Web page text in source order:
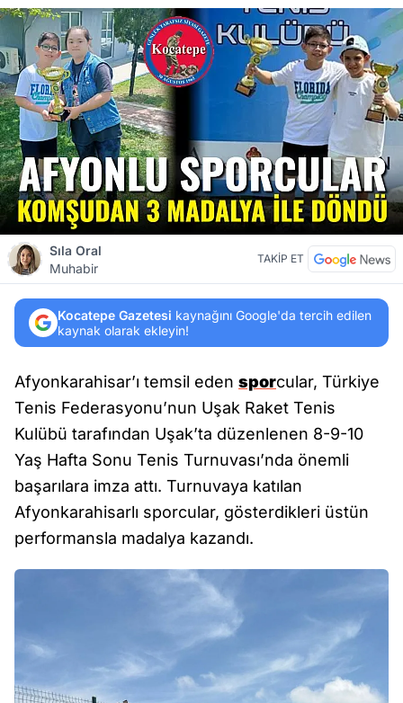
Sıla Oral
Muhabir
TAKİP ET
Kocatepe Gazetesi kaynağını Google'da tercih edilen
kaynak olarak ekleyin!
Afyonkarahisar’ı temsil eden sporcular, Türkiye
Tenis Federasyonu’nun Uşak Raket Tenis
Kulübü tarafından Uşak’ta düzenlenen 8-9-10
Yaş Hafta Sonu Tenis Turnuvası’nda önemli
başarılara imza attı. Turnuvaya katılan
Afyonkarahisarlı sporcular, gösterdikleri üstün
performansla madalya kazandı.